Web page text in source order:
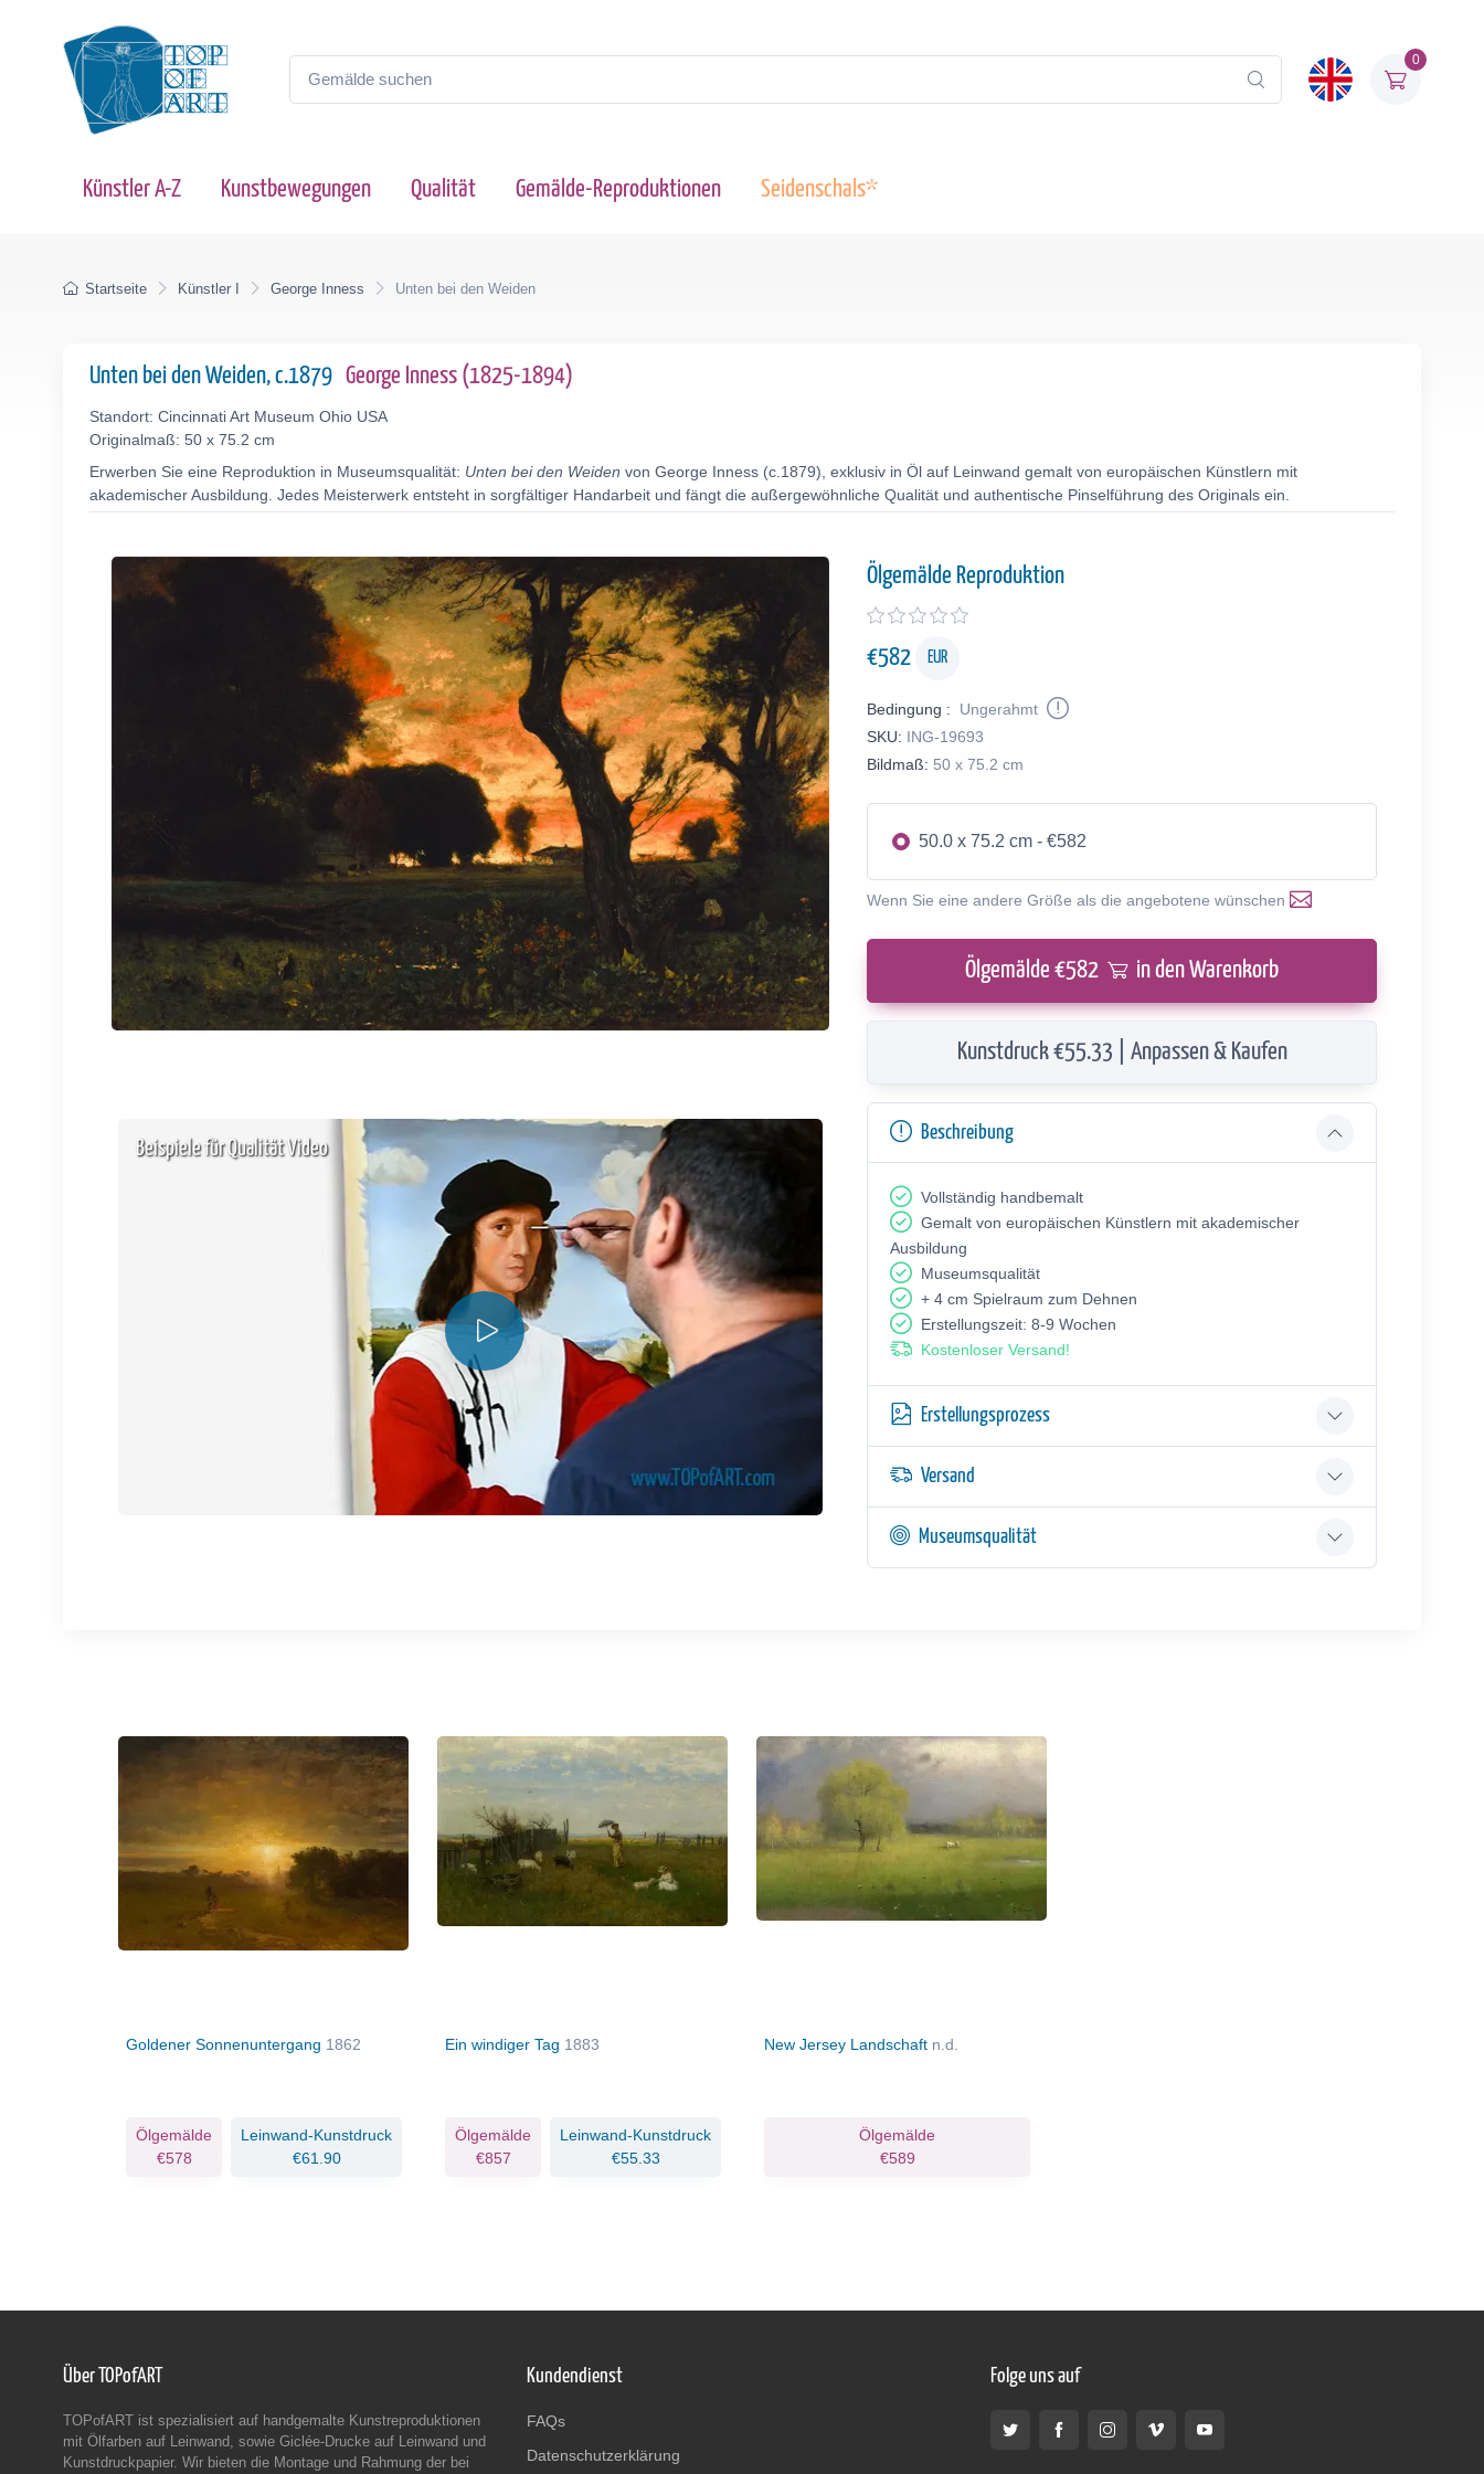
0
Künstler A-Z Kunstbewegungen Qualität Gemälde-Reproduktionen Seidenschals*
Startseite Künstler I George Inness Unten bei den Weiden
Unten bei den Weiden, c.1879 George Inness (1825-1894)
Standort: Cincinnati Art Museum Ohio USA
Originalmaß: 50 x 75.2 cm
Erwerben Sie eine Reproduktion in Museumsqualität: Unten bei den Weiden von George Inness (c.1879), exklusiv in Öl auf Leinwand gemalt von europäischen Künstlern mit
akademischer Ausbildung. Jedes Meisterwerk entsteht in sorgfältiger Handarbeit und fängt die außergewöhnliche Qualität und authentische Pinselführung des Originals ein.
Beispiele für Qualität Video
Ölgemälde Reproduktion
€582 EUR
Bedingung :
Ungerahmt
SKU: ING-19693
Bildmaß: 50 x 75.2 cm
50.0 x 75.2 cm - €582
Wenn Sie eine andere Größe als die angebotene wünschen
Ölgemälde €582 in den Warenkorb
Kunstdruck €55.33 | Anpassen & Kaufen
Beschreibung
Vollständig handbemalt
Gemalt von europäischen Künstlern mit akademischer
Ausbildung
Museumsqualität
+ 4 cm Spielraum zum Dehnen
Erstellungszeit: 8-9 Wochen
Kostenloser Versand!
Erstellungsprozess
Versand
Museumsqualität
Goldener Sonnenuntergang 1862
Ölgemälde
€578
Leinwand-Kunstdruck
€61.90
Ein windiger Tag 1883
Ölgemälde
€857
Leinwand-Kunstdruck
€55.33
New Jersey Landschaft n.d.
Ölgemälde
€589
Über TOPofART
TOPofART ist spezialisiert auf handgemalte Kunstreproduktionen
mit Ölfarben auf Leinwand, sowie Giclée-Drucke auf Leinwand und
Kunstdruckpapier. Wir bieten die Montage und Rahmung der bei
Kundendienst
FAQs
Datenschutzerklärung
Folge uns auf